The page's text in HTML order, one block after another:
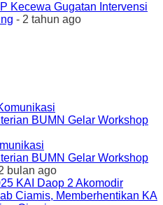
Kecewa Gugatan Intervensi
- 2 tahun ago
BUMN Gelar Workshop
bulan ago